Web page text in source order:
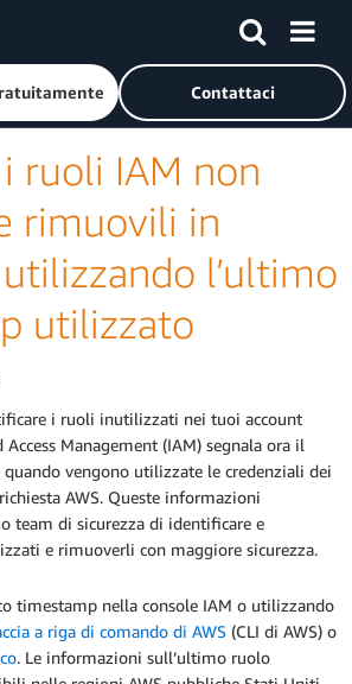
tornare alla home page di Amazon Web
Contattaci
ruoli IAM non
rimuovili in
l’ultimo
utilizzato
i ruoli inutilizzati nei tuoi account
Access Management (IAM) segnala ora il
vengono utilizzate le credenziali dei
AWS. Queste informazioni
team di sicurezza di identificare e
e rimuoverli con maggiore sicurezza.
timestamp nella console IAM o utilizzando
a riga di comando di AWS (CLI di AWS) o
. Le informazioni sull’ultimo ruolo